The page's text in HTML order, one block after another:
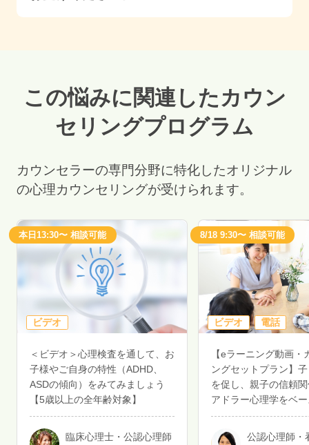
この悩みに関連したカウン
セリングプログラム
カウンセラーの専門分野に特化したオリジナル
の心理カウンセリングが受けられます。
本日13:30〜 相談可能
ビデオ
＜ビデオ＞心理検査を通して、お
子様やご自身の特性（ADHD、
ASDの傾向）をみてみましょう
【5歳以上の全年齢対象】
臨床心理士・公認心理師
8/18 9:30〜 相談可能
ビデオ 電話
【eラーニング動画・
ングセットプラン】
を促し、親子の信頼
アドラー心理学をベ
育て講座
公認心理師・